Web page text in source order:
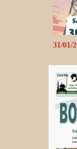
31/01/